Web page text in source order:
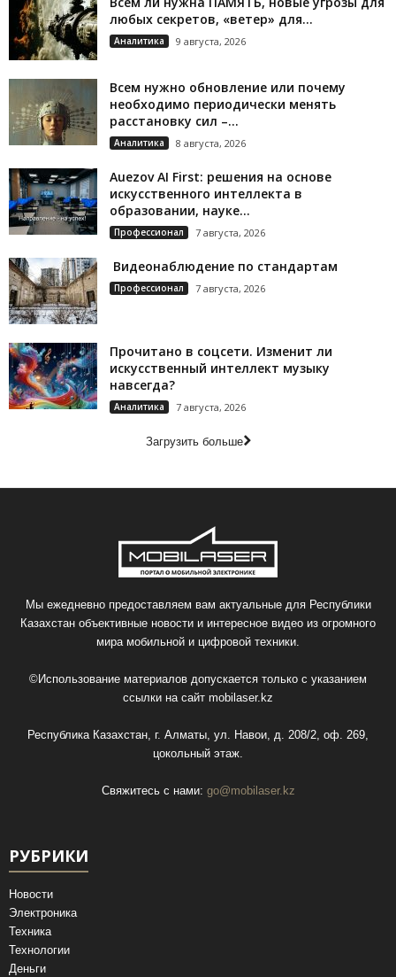
любых секретов, «ветер» для...
Аналитика 9 августа, 2026
Всем нужно обновление или почему
необходимо периодически менять
расстановку сил –...
Аналитика 8 августа, 2026
Auezov AI First: решения на основе
искусственного интеллекта в
образовании, науке...
Профессионал 7 августа, 2026
Видеонаблюдение по стандартам
Профессионал 7 августа, 2026
Прочитано в соцсети. Изменит ли
искусственный интеллект музыку
навсегда?
Аналитика 7 августа, 2026
Загрузить больше
Мы ежедневно предоставляем вам актуальные для Республики
Казахстан объективные новости и интересное видео из огромного
мира мобильной и цифровой техники.
©Использование материалов допускается только с указанием
ссылки на сайт mobilaser.kz
Республика Казахстан, г. Алматы, ул. Навои, д. 208/2, оф. 269,
цокольный этаж.
Свяжитесь с нами: go@mobilaser.kz
РУБРИКИ
Новости
Электроника
Техника
Технологии
Деньги